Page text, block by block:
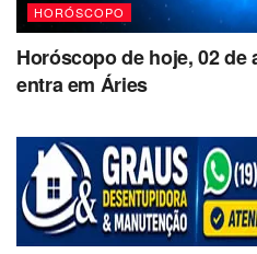
HORÓSCOPO
Horóscopo de hoje, 02 de
entra em Áries